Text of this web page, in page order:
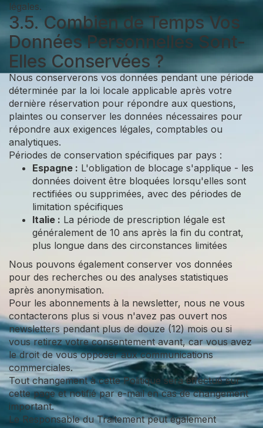
légales.
3.5. Combien de Temps Vos
Données Personnelles Sont-
Elles Conservées ?
Nous conserverons vos données pendant une période
déterminée par la loi locale applicable après votre
dernière réservation pour répondre aux questions,
plaintes ou conserver les données nécessaires pour
répondre aux exigences légales, comptables ou
analytiques.
Périodes de conservation spécifiques par pays :
Espagne : L'obligation de blocage s'applique - les
données doivent être bloquées lorsqu'elles sont
rectifiées ou supprimées, avec des périodes de
limitation spécifiques
Italie : La période de prescription légale est
généralement de 10 ans après la fin du contrat,
plus longue dans des circonstances limitées
Nous pouvons également conserver vos données
pour des recherches ou des analyses statistiques
après anonymisation.
Pour les abonnements à la newsletter, nous ne vous
contacterons plus si vous n'avez pas ouvert nos
newsletters pendant plus de douze (12) mois ou si
vous retirez votre consentement avant, car vous avez
le droit de vous opposer aux communications
commerciales.
Tout changement à cette Politique sera effectué sur
cette page et notifié par e-mail en cas de changement
important.
Le Responsable du Traitement peut également